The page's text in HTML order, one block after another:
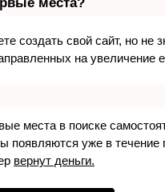
создать свой сайт, но не
на увеличение
места в поиске
появляются уже в
вернут деньги.